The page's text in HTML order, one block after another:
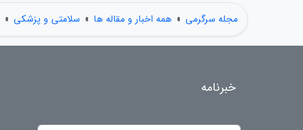
مجله سرگرمی » همه اخبار و مقاله ها » سلامتی و پزشکی »
خبرنامه